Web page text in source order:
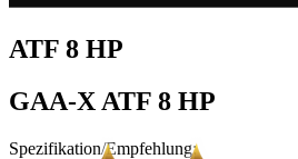
ATF 8 HP
GAA-X ATF 8 HP
Spezifikation/Empfehlung: